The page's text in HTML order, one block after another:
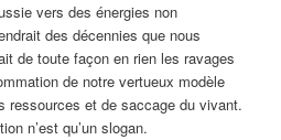
vers des énergies non
des décennies que nous
de toute façon en rien les ravages
de notre vertueux modèle
ressources et de saccage du vivant.
n’est qu’un slogan.